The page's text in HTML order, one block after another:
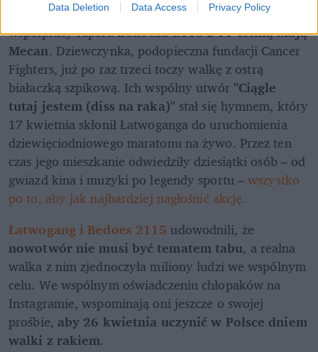
Data Deletion Data Access Privacy Policy
Przypominamy, że wszystko zaczęło się od
współpracy rapera Bedoesa 2115 z 11-letnią Mają
Mecan. Dziewczynka, podopieczna fundacji Cancer
Fighters, już po raz trzeci toczy walkę z ostrą
białaczką szpikową. Ich wspólny utwór "Ciągle
tutaj jestem (diss na raka)" stał się hymnem, który
17 kwietnia skłonił Łatwoganga do uruchomienia
dziewięciodniowego maratonu na żywo. Przez ten
czas jego mieszkanie odwiedziły dziesiątki osób – od
gwiazd kina i muzyki po legendy sportu – wszystko
po to, aby jak najbardziej nagłośnić akcję.
Łatwogang i Bedoes 2115
nowotwór nie musi być tematem tabu, a realna
walka z nim zjednoczyła miliony ludzi we wspólnym
celu. We wspólnym oświadczeniu chłopaków na
Instagramie, wspominają oni jeszcze o swojej
prośbie, aby 26 kwietnia uczynić w Polsce dniem
walki z rakiem.